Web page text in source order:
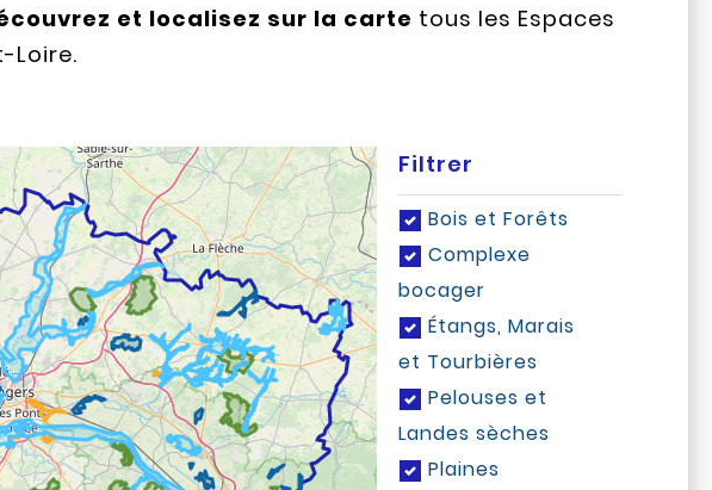
et localisez sur la carte tous les Espaces
Loire.
Filtrer
Bois et Forêts
Complexe
bocager
Étangs, Marais
et Tourbières
Pelouses et
Landes sèches
Plaines